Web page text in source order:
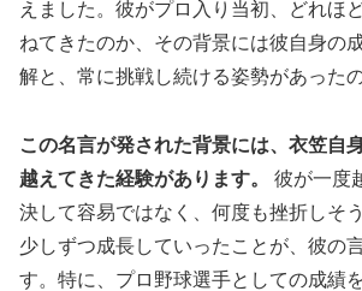
えました。彼がプロ入り当初、どれほ
ねてきたのか、その背景には彼自身の
解と、常に挑戦し続ける姿勢があったの
この名言が発された背景には、衣笠自
越えてきた経験があります。
彼が一度
決して容易ではなく、何度も挫折しそ
少しずつ成長していったことが、彼の
す。特に、プロ野球選手としての成績